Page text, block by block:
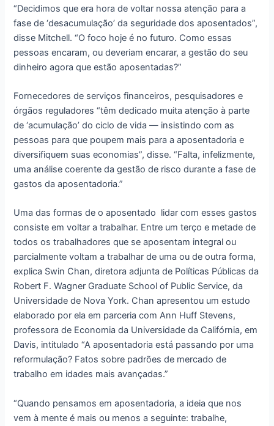
“Decidimos que era hora de voltar nossa atenção para a
fase de ‘desacumulação’ da seguridade dos aposentados”,
disse Mitchell. “O foco hoje é no futuro. Como essas
pessoas encaram, ou deveriam encarar, a gestão do seu
dinheiro agora que estão aposentadas?”
Fornecedores de serviços financeiros, pesquisadores e
órgãos reguladores “têm dedicado muita atenção à parte
de ‘acumulação’ do ciclo de vida — insistindo com as
pessoas para que poupem mais para a aposentadoria e
diversifiquem suas economias”, disse. “Falta, infelizmente,
uma análise coerente da gestão de risco durante a fase de
gastos da aposentadoria.”
Uma das formas de o aposentado lidar com esses gastos
consiste em voltar a trabalhar. Entre um terço e metade de
todos os trabalhadores que se aposentam integral ou
parcialmente voltam a trabalhar de uma ou de outra forma,
explica Swin Chan, diretora adjunta de Políticas Públicas da
Robert F. Wagner Graduate School of Public Service, da
Universidade de Nova York. Chan apresentou um estudo
elaborado por ela em parceria com Ann Huff Stevens,
professora de Economia da Universidade da Califórnia, em
Davis, intitulado “A aposentadoria está passando por uma
reformulação? Fatos sobre padrões de mercado de
trabalho em idades mais avançadas.”
“Quando pensamos em aposentadoria, a ideia que nos
vem à mente é mais ou menos a seguinte: trabalhe,